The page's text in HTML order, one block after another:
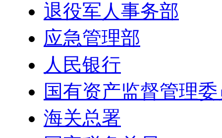
退役军人事务部
应急管理部
人民银行
国有资产监督管理
海关总署